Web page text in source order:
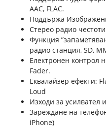
AAC, FLAC.
Поддържа
Стерео радио
Функция
радио станция, SD,
Електронен контрол
Fader.
Еквалайзер ефекти:
Loud
Изходи за усилвател
Зареждане на
iPhone)